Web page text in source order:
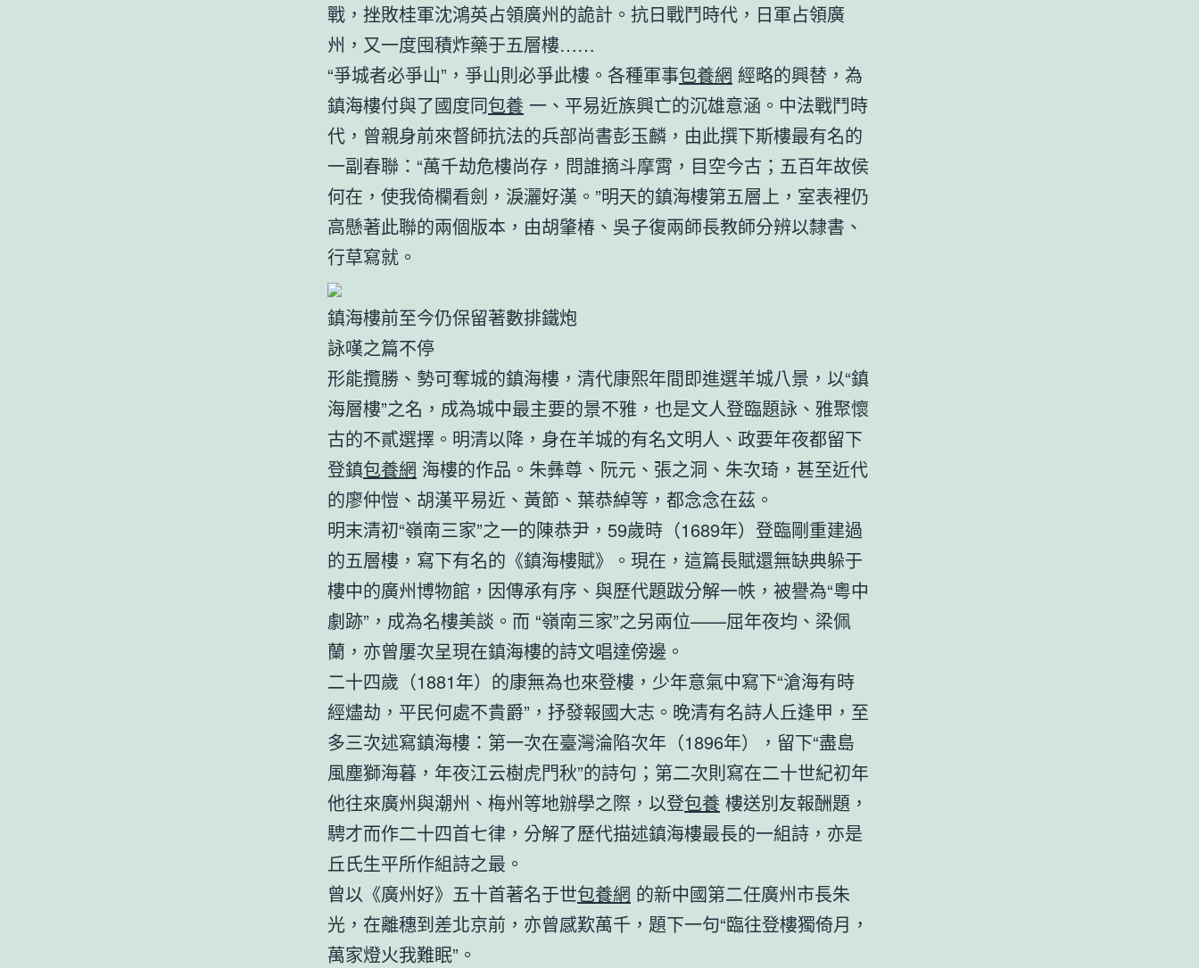
戰，挫敗桂軍沈鴻英占領廣州的詭計。抗日戰鬥時代，日軍占領廣
州，又一度囤積炸藥于五層樓……
“爭城者必爭山”，爭山則必爭此樓。各種軍事包養網 經略的興替，為
鎮海樓付與了國度同包養 一、平易近族興亡的沉雄意涵。中法戰鬥時
代，曾親身前來督師抗法的兵部尚書彭玉麟，由此撰下斯樓最有名的
一副春聯：“萬千劫危樓尚存，問誰摘斗摩霄，目空今古；五百年故侯
何在，使我倚欄看劍，淚灑好漢。”明天的鎮海樓第五層上，室表裡仍
高懸著此聯的兩個版本，由胡肇椿、吳子復兩師長教師分辨以隸書、
行草寫就。
鎮海樓前至今仍保留著數排鐵炮
詠嘆之篇不停
形能攬勝、勢可奪城的鎮海樓，清代康熙年間即進選羊城八景，以“鎮
海層樓”之名，成為城中最主要的景不雅，也是文人登臨題詠、雅聚懷
古的不貳選擇。明清以降，身在羊城的有名文明人、政要年夜都留下
登鎮包養網 海樓的作品。朱彝尊、阮元、張之洞、朱次琦，甚至近代
的廖仲愷、胡漢平易近、黃節、葉恭綽等，都念念在茲。
明末清初“嶺南三家”之一的陳恭尹，59歲時（1689年）登臨剛重建過
的五層樓，寫下有名的《鎮海樓賦》。現在，這篇長賦還無缺典躲于
樓中的廣州博物館，因傳承有序、與歷代題跋分解一帙，被譽為“粵中
劇跡”，成為名樓美談。而 “嶺南三家”之另兩位——屈年夜均、梁佩
蘭，亦曾屢次呈現在鎮海樓的詩文唱達傍邊。
二十四歲（1881年）的康無為也來登樓，少年意氣中寫下“滄海有時
經燼劫，平民何處不貴爵”，抒發報國大志。晚清有名詩人丘逢甲，至
多三次述寫鎮海樓：第一次在臺灣淪陷次年（1896年），留下“盡島
風塵獅海暮，年夜江云樹虎門秋”的詩句；第二次則寫在二十世紀初年
他往來廣州與潮州、梅州等地辦學之際，以登包養 樓送別友報酬題，
騁才而作二十四首七律，分解了歷代描述鎮海樓最長的一組詩，亦是
丘氏生平所作組詩之最。
曾以《廣州好》五十首著名于世包養網 的新中國第二任廣州市長朱
光，在離穗到差北京前，亦曾感歎萬千，題下一句“臨往登樓獨倚月，
萬家燈火我難眠”。